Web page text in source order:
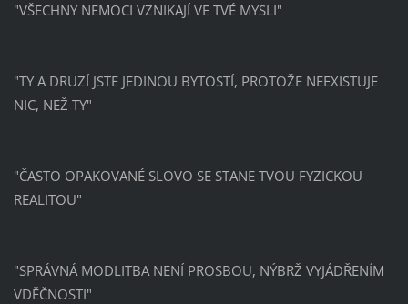
"VŠECHNY NEMOCI VZNIKAJÍ VE TVÉ MYSLI"
"TY A DRUZÍ JSTE JEDINOU BYTOSTÍ, PROTOŽE NEEXISTUJE
NIC, NEŽ TY"
"ČASTO OPAKOVANÉ SLOVO SE STANE TVOU FYZICKOU
REALITOU"
"SPRÁVNÁ MODLITBA NENÍ PROSBOU, NÝBRŽ VYJÁDŘENÍM
VDĚČNOSTI"